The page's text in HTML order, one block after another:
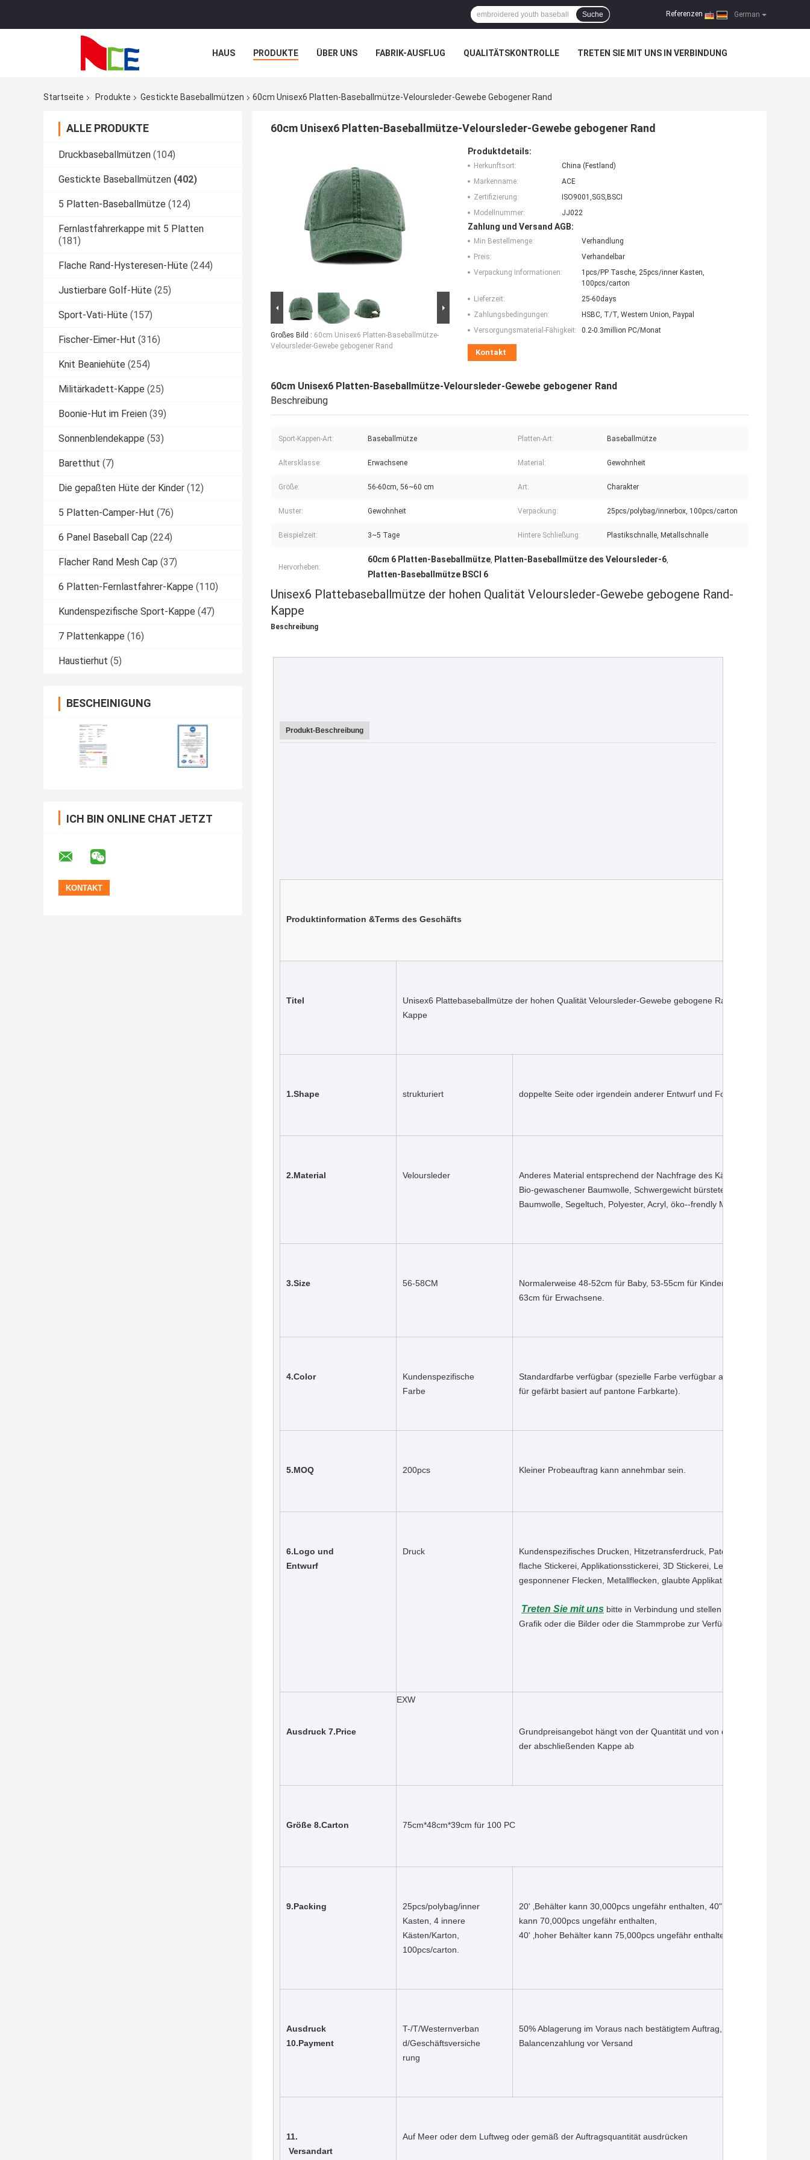
German
Referenzen |
Suche
HAUS PRODUKTE ÜBER UNS FABRIK-AUSFLUG QUALITÄTSKONTROLLE TRETEN SIE MIT UNS IN VERBINDUNG
Startseite
Produkte Gestickte Baseballmützen 60cm Unisex6 Platten-Baseballmütze-Veloursleder-Gewebe Gebogener Rand
ALLE PRODUKTE
Druckbaseballmützen (104)
Gestickte Baseballmützen (402)
5 Platten-Baseballmütze (124)
Fernlastfahrerkappe mit 5 Platten
(181)
Flache Rand-Hysteresen-Hüte (244)
Justierbare Golf-Hüte (25)
Sport-Vati-Hüte (157)
Fischer-Eimer-Hut (316)
Knit Beaniehüte (254)
Militärkadett-Kappe (25)
Boonie-Hut im Freien (39)
Sonnenblendekappe (53)
Baretthut (7)
Die gepaßten Hüte der Kinder (12)
5 Platten-Camper-Hut (76)
6 Panel Baseball Cap (224)
Flacher Rand Mesh Cap (37)
6 Platten-Fernlastfahrer-Kappe (110)
Kundenspezifische Sport-Kappe (47)
7 Plattenkappe (16)
Haustierhut (5)
BESCHEINIGUNG
ICH BIN ONLINE CHAT JETZT
60cm Unisex6 Platten-Baseballmütze-Veloursleder-Gewebe gebogener Rand
Großes Bild : 60cm Unisex6 Platten-Baseballmütze-
Veloursleder-Gewebe gebogener Rand
Produktdetails:
Herkunftsort:
China (Festland)
Markenname:
ACE
Zertifizierung:
ISO9001,SGS,BSCI
Modellnummer:
JJ022
Zahlung und Versand AGB:
Min Bestellmenge:
Verhandlung
Preis:
Verhandelbar
Verpackung Informationen:
1pcs/PP Tasche, 25pcs/inner Kasten,
100pcs/carton
Lieferzeit:
25-60days
Zahlungsbedingungen:
HSBC, T/T, Western Union, Paypal
Versorgungsmaterial-Fähigkeit:
0.2-0.3million PC/Monat
Kontakt
60cm Unisex6 Platten-Baseballmütze-Veloursleder-Gewebe gebogener Rand
Beschreibung
Sport-Kappen-Art: Baseballmütze Platten-Art: Baseballmütze
Altersklasse: Erwachsene Material: Gewohnheit
Größe: 56-60cm, 56~60 cm Art: Charakter
Muster: Gewohnheit Verpackung: 25pcs/polybag/innerbox, 100pcs/carton
Beispielzeit: 3~5 Tage Hintere Schließung: Plastikschnalle, Metallschnalle
Hervorheben:
60cm 6 Platten-Baseballmütze, Platten-Baseballmütze des Veloursleder-6,
Platten-Baseballmütze BSCI 6
Unisex6 Plattebaseballmütze der hohen Qualität Veloursleder-Gewebe gebogene Rand-
Kappe
Beschreibung
Produkt-Beschreibung
Produktinformation &Terms des Geschäfts
Titel
Unisex6 Plattebaseballmütze der hohen Qualität Veloursleder-Gewebe gebogene Rand-
Kappe
1.Shape strukturiert doppelte Seite oder irgendein anderer Entwurf und Form
2.Material Veloursleder
Anderes Material entsprechend der Nachfrage des Käufers wie
Bio-gewaschener Baumwolle, Schwergewicht bürstete Twill,
Baumwolle, Segeltuch, Polyester, Acryl, öko--frendly Material etc.
3.Size 56-58CM
Normalerweise 48-52cm für Baby, 53-55cm für Kinder und 56cm-
63cm für Erwachsene.
4.Color
Kundenspezifische
Farbe
Standardfarbe verfügbar (spezielle Farbe verfügbar auf Anfrage
für gefärbt basiert auf pantone Farbkarte).
5.MOQ 200pcs Kleiner Probeauftrag kann annehmbar sein.
6.Logo und
Entwurf
Druck
Kundenspezifisches Drucken, Hitzetransferdruck, Patchwork,
flache Stickerei, Applikationsstickerei, 3D Stickerei, Lederflicken,
gesponnener Flecken, Metallflecken, glaubte Applikation ect. ,
Treten Sie mit uns bitte in Verbindung und stellen Sie die
Grafik oder die Bilder oder die Stammprobe zur Verfügung.
Ausdruck 7.Price
EXW
Grundpreisangebot hängt von der Quantität und von der Qualität
der abschließenden Kappe ab
Größe 8.Carton 75cm*48cm*39cm für 100 PC
9.Packing
25pcs/polybag/inner
Kasten, 4 innere
Kästen/Karton,
100pcs/carton.
20' ‚Behälter kann 30,000pcs ungefähr enthalten, 40" ‚Behälter
kann 70,000pcs ungefähr enthalten,
40' ‚hoher Behälter kann 75,000pcs ungefähr enthalten.
Ausdruck
10.Payment
T-/T/Westernverban
d/Geschäftsversiche
rung
50% Ablagerung im Voraus nach bestätigtem Auftrag, 50%
Balancenzahlung vor Versand
11.
Versandart
Auf Meer oder dem Luftweg oder gemäß der Auftragsquantität ausdrücken